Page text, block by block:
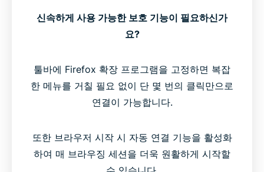
신속하게 사용 가능한 보호 기능이 필요하신가
요?
툴바에 Firefox 확장 프로그램을 고정하면 복잡
한 메뉴를 거칠 필요 없이 단 몇 번의 클릭만으로
연결이 가능합니다.
또한 브라우저 시작 시 자동 연결 기능을 활성화
하여 매 브라우징 세션을 더욱 원활하게 시작할